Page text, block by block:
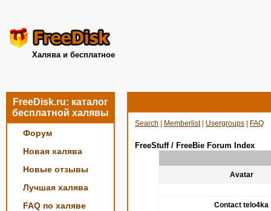
Халява и бесплатное
FreeDisk.ru: каталог
бесплатной халявы
Форум
Новая халява
Новые отзывы
Лучшая халява
FAQ по халяве
Search Memberlist| Usergroups FAQ
FreeStuff / FreeBie Forum Index
Avatar
Contact telo4ka